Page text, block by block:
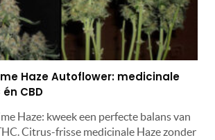
Haze Autoflower: medicinale
CBD
Haze: kweek een perfecte balans van
Citrus-frisse medicinale Haze zonder